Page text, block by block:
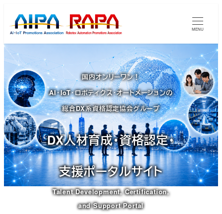
イ
ン
コ
ン
テ
ン
ツ
へ
移
動
MENU
国内オンリーワン！
AI・IoT・ロボティクス・オートメーションの
総合DX系資格認定協会グループ
DX人材育成・資格認定・
支援ポータルサイト
Talent Development, Certification,
and Support Portal